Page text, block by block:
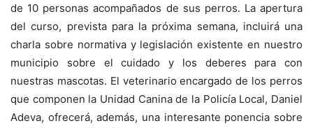
de 10 personas acompañados de sus perros. La apertura
del curso, prevista para la próxima semana, incluirá una
charla sobre normativa y legislación existente en nuestro
municipio sobre el cuidado y los deberes para con
nuestras mascotas. El veterinario encargado de los perros
que componen la Unidad Canina de la Policía Local, Daniel
Adeva, ofrecerá, además, una interesante ponencia sobre